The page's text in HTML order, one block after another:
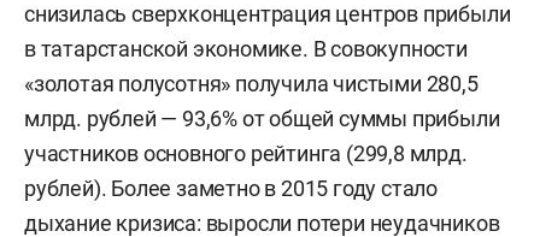
снизилась сверхконцентрация центров прибыли
в татарстанской экономике. В совокупности
«золотая полусотня» получила чистыми 280,5
млрд. рублей — 93,6% от общей суммы прибыли
участников основного рейтинга (299,8 млрд.
рублей). Более заметно в 2015 году стало
дыхание кризиса: выросли потери неудачников